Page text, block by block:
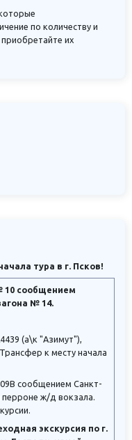
по количеству и
их
тура в г. Псков!
10 сообщением
№ 14.
(а\к "Азимут"),
к месту начала
сообщением Санкт-
перроне ж/д вокзала.
экскурсия по г.